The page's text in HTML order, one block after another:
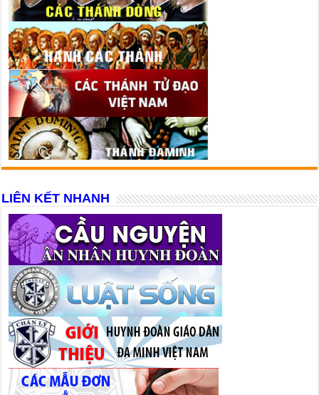
LIÊN KẾT NHANH